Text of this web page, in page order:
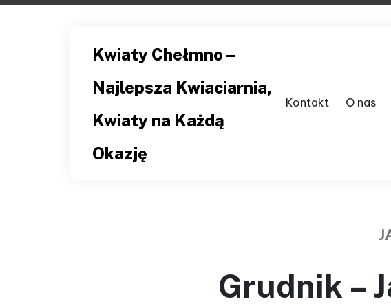
Skip
Kwiaty Chełmno –
Najlepsza Kwiaciarnia,
Kwiaty na Każdą
Okazję
Kontakt O nas
Grudnik –